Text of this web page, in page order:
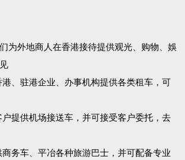
为外地商人在香港接待提供观光、购物、娛
、驻港企业、办事机构提供各类租车，可
提供机场接送车，并可接受客户委托，去
务车、平冶各种旅游巴士，并可配备专业